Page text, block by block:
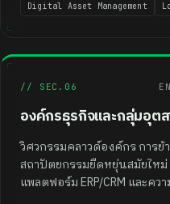
Digital Asset Management
// SEC.06
องค์กรธุรกิจและกลุ่มอุต
วิศวกรรมคลาวด์องค์กร การ
สถาปัตยกรรมยืดหยุ่นสมัยใหม่
แพลตฟอร์ม ERP/CRM และค